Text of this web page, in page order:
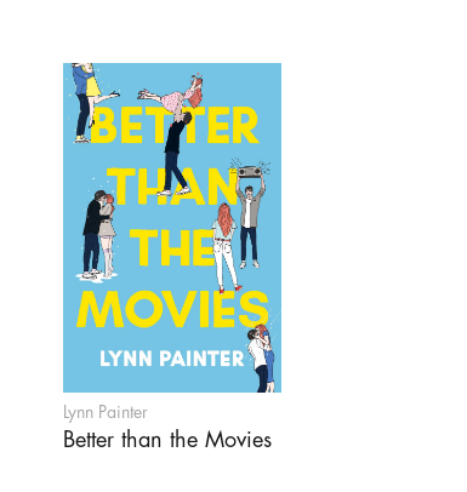
Lynn Painter
Better than the Movies